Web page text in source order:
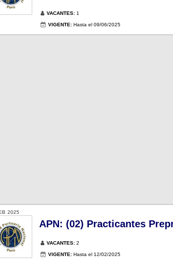
VACANTES: 1
VIGENTE: Hasta el 09/06/2025
2025
APN: (02) Practicantes
VACANTES: 2
VIGENTE: Hasta el 12/02/2025